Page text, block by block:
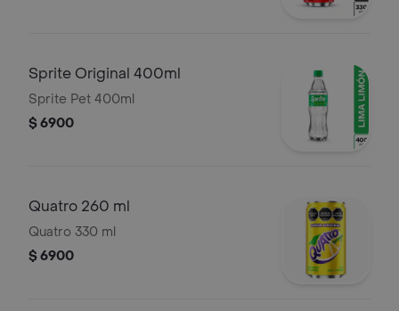
Sprite Original 400ml
Sprite Pet 400ml
$ 6900
Quatro 260 ml
Quatro 330 ml
$ 6900